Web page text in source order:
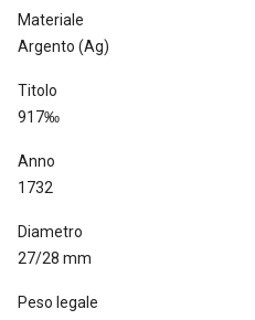
Materiale
Argento (Ag)
Titolo
917‰
Anno
1732
Diametro
27/28 mm
Peso legale